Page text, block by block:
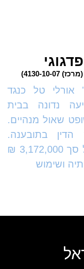
10-07)
אורלי טל כנגד
נדונה בבית
שאול מנהיים.
ניתן פסק הדין בתובענה.
התביעה היא תביעה כספית על סך 3,172,000 ₪
ושימוש